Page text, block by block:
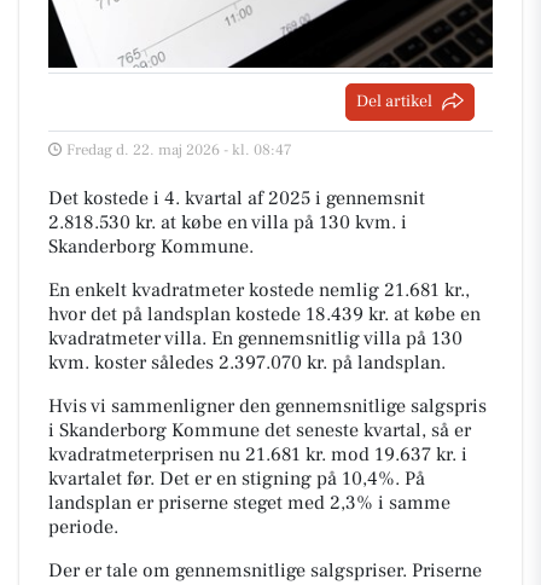
Del artikel
Fredag d. 22. maj 2026 - kl. 08:47
Det kostede i 4. kvartal af 2025 i gennemsnit
2.818.530 kr. at købe en villa på 130 kvm. i
Skanderborg Kommune.
En enkelt kvadratmeter kostede nemlig 21.681 kr.,
hvor det på landsplan kostede 18.439 kr. at købe en
kvadratmeter villa. En gennemsnitlig villa på 130
kvm. koster således 2.397.070 kr. på landsplan.
Hvis vi sammenligner den gennemsnitlige salgspris
i Skanderborg Kommune det seneste kvartal, så er
kvadratmeterprisen nu 21.681 kr. mod 19.637 kr. i
kvartalet før. Det er en stigning på 10,4%. På
landsplan er priserne steget med 2,3% i samme
periode.
Der er tale om gennemsnitlige salgspriser. Priserne